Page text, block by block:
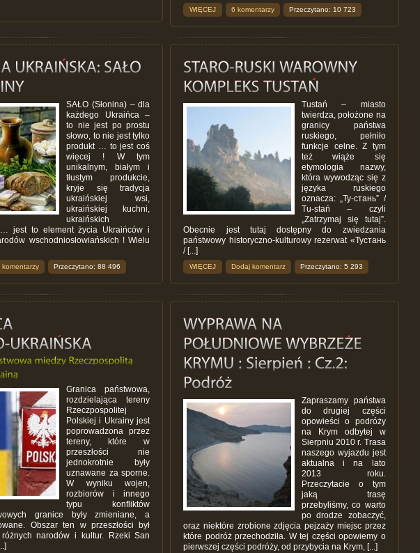
WIĘCEJ 6 komentarzy Przeczytano: 10 723
SAŁO (Słonina) – dla
każdego Ukraińca –
to nie jest po prostu
słowo, to nie jest tylko
produkt … to jest coś
więcej ! W tym
unikalnym, białym i
tłustym produkcie,
kryje się tradycja
ukraińskiej wsi,
ukraińskiej kuchni,
ukraińskich
… jest to element życia Ukraińców i
wschodniosłowiańskich ! Wielu
komentarzy Przeczytano: 88 496
Tustań – miasto
twierdza, położone na
granicy państwa
ruskiego, pełniło
funkcje celne. Z tym
też wiąże się
etymologia nazwy,
która wywodząc się z
języka ruskiego
oznacza: „Ту-стань” /
Tu-stań – czyli
„Zatrzymaj się tutaj”.
Obecnie jest tutaj dostępny do zwiedzania
państwowy historyczno-kulturowy rezerwat «Тустань
/ [...]
WIĘCEJ Dodaj komentarz Przeczytano: 5 293
Granica państwowa,
rozdzielająca tereny
Rzeczpospolitej
Polskiej i Ukrainy jest
poprowadzona przez
tereny, które w
przeszłości nie
jednokrotnie były
uznawane za sporne.
W wyniku wojen,
rozbiorów i innego
typu konfliktów
granice były zmieniane, a
Obszar ten w przeszłości był
różnych narodów i kultur. Rzeki San
Zapraszamy państwa
do drugiej części
opowieści o podróży
na Krym odbytej w
Sierpniu 2010 r. Trasa
naszego wyjazdu jest
aktualna i na lato
2013 roku.
Przeczytacie o tym
jaką trasę
przebyliśmy, co warto
po drodze zobaczyć,
oraz niektóre zrobione zdjęcia pejzaży miejsc przez
które podróż przechodziła. W tej części opowiemy o
pierwszej części podróży, od przybycia na Krym, [...]